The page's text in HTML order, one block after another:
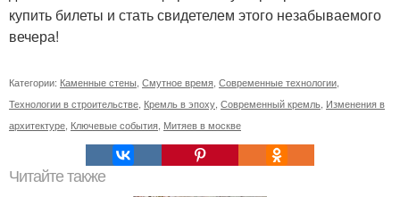
купить билеты и стать свидетелем этого незабываемого
вечера!
Категории: Каменные стены Смутное время Современные технологии
Технологии в строительстве Кремль в эпоху Современный кремль Изменения в
архитектуре Ключевые события Митяев в москве
Читайте также